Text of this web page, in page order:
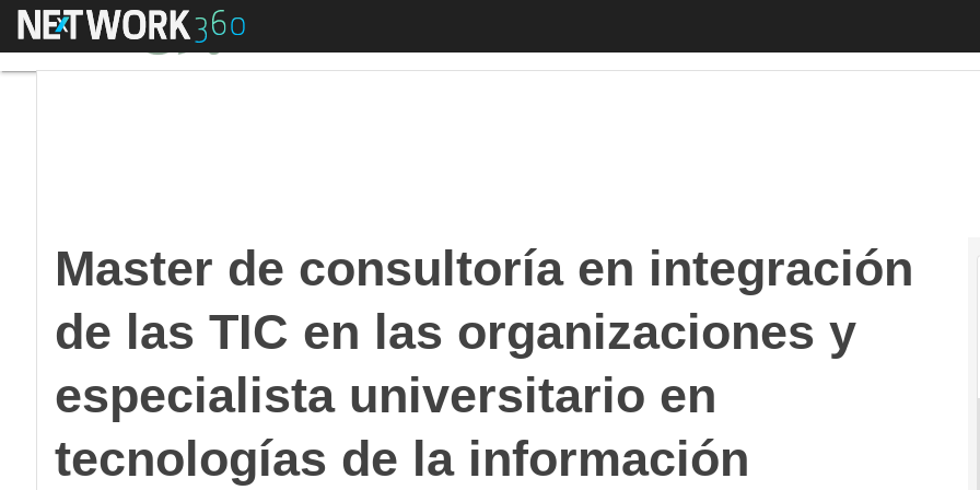
Menú Master de consultoría en integración de las TIC en las organizaciones y
Master de consultoría en integración
de las TIC en las organizaciones y
especialista universitario en
tecnologías de la información